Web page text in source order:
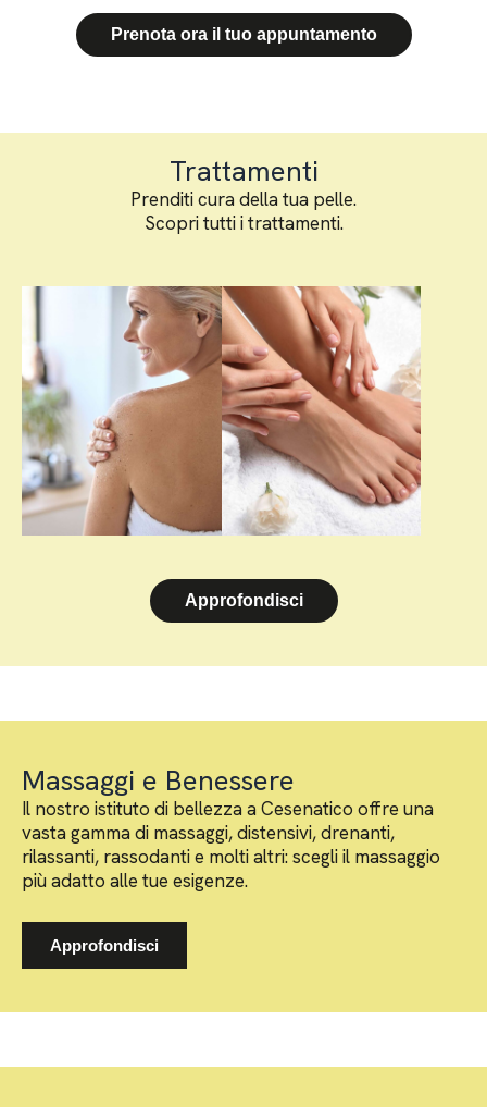
Prenota ora il tuo appuntamento
Trattamenti
Prenditi cura della tua pelle.
Scopri tutti i trattamenti.
Approfondisci
Massaggi e Benessere
Il nostro istituto di bellezza a Cesenatico offre una
vasta gamma di massaggi, distensivi, drenanti,
rilassanti, rassodanti e molti altri: scegli il massaggio
più adatto alle tue esigenze.
Approfondisci